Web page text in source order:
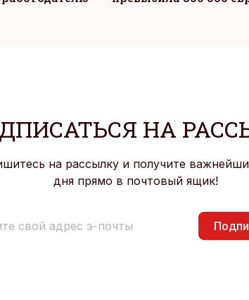
НА
на рассылку и получите
дня прямо в почтовый ящик!